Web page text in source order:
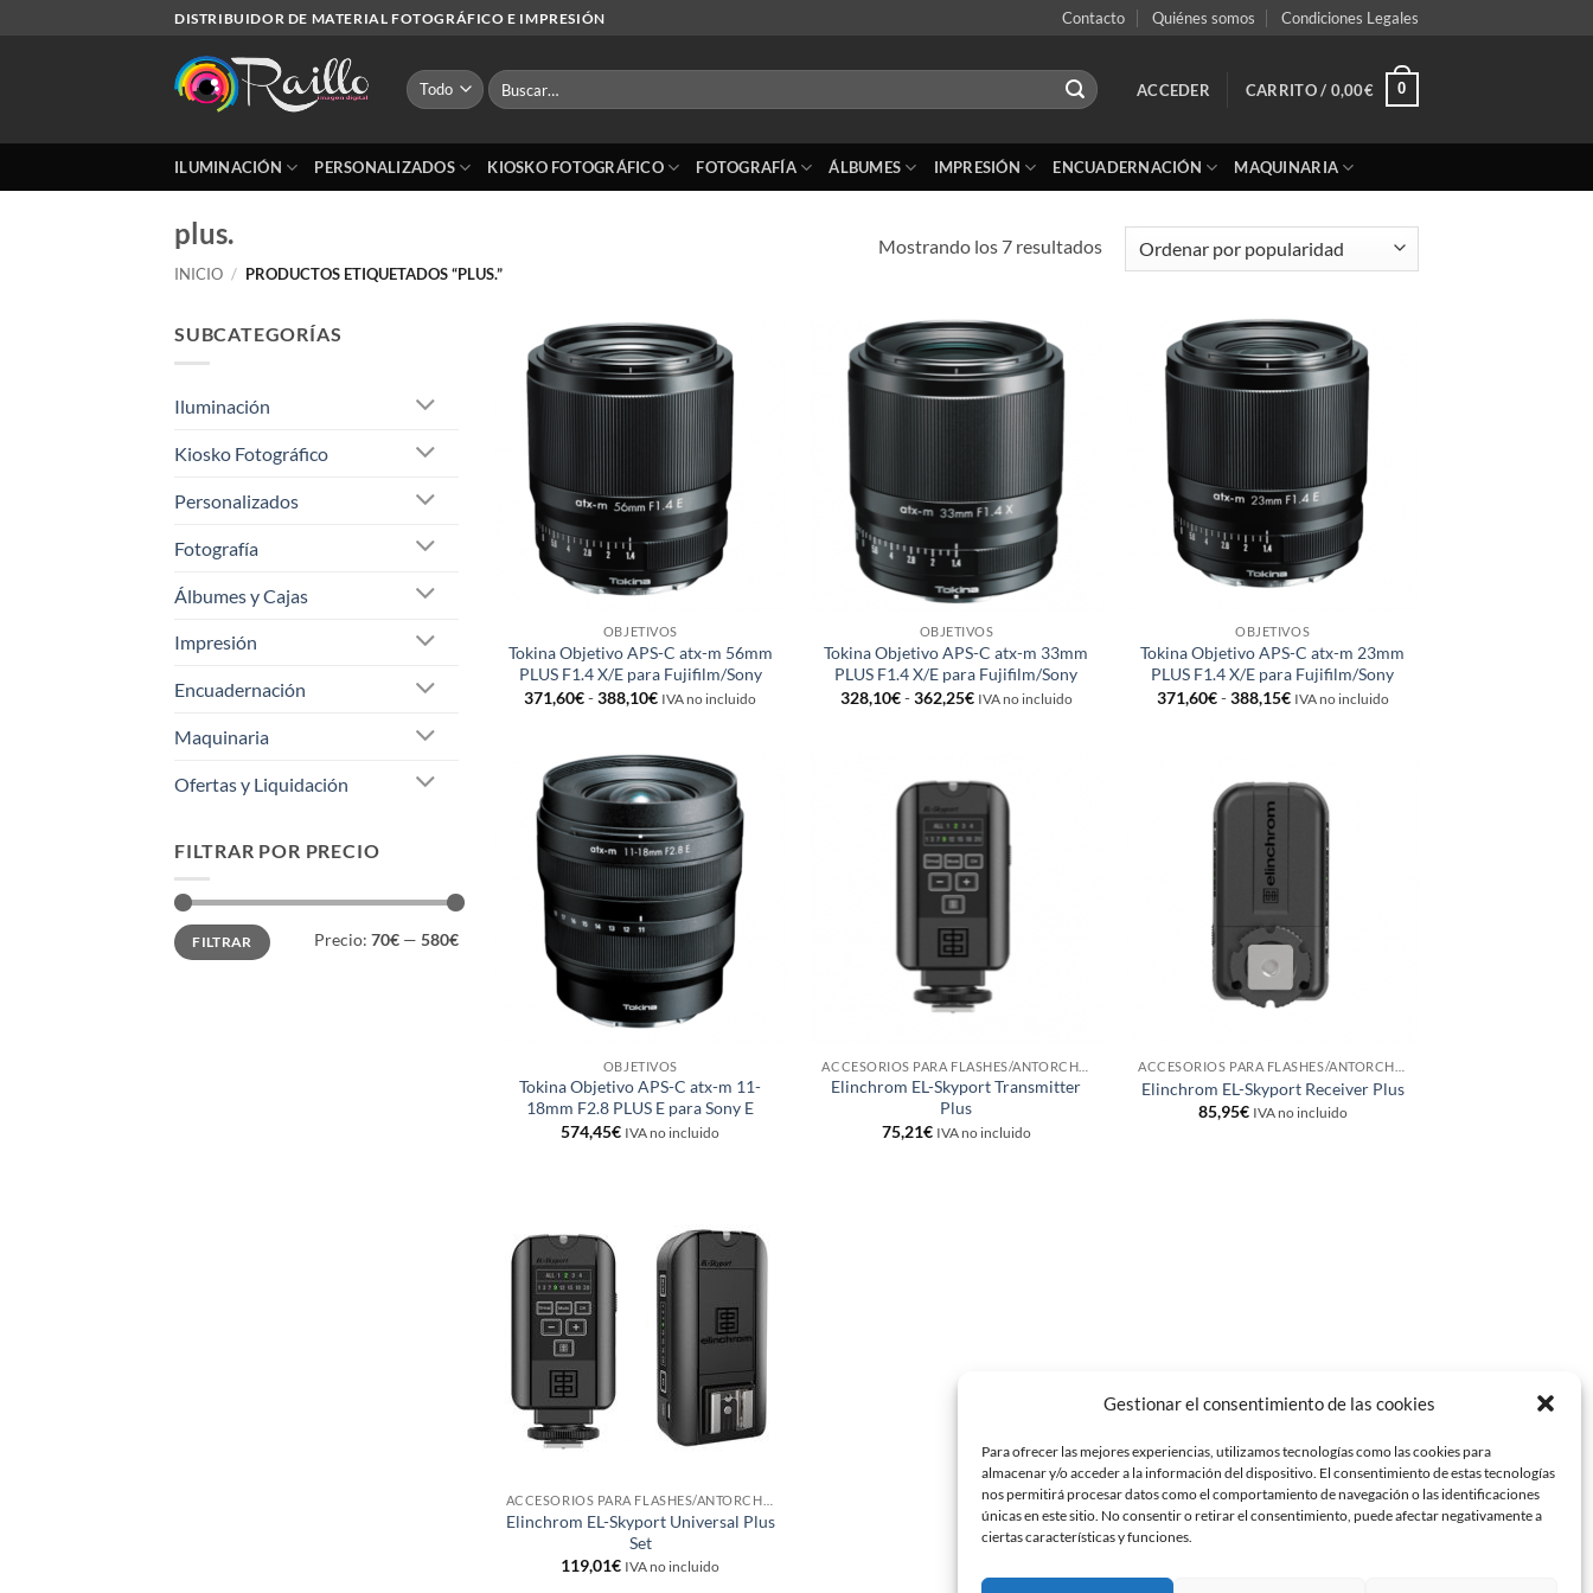
Gestionar el consentimiento de las cookies
Para ofrecer las mejores experiencias, utilizamos tecnologías como las cookies para
almacenar y/o acceder a la información del dispositivo. El consentimiento de estas tecnologías
nos permitirá procesar datos como el comportamiento de navegación o las identificaciones
únicas en este sitio. No consentir o retirar el consentimiento, puede afectar negativamente a
ciertas características y funciones.
DISTRIBUIDOR DE MATERIAL FOTOGRÁFICO E IMPRESIÓN Contacto Quiénes somos Condiciones Legales
Buscar
por:
ACCEDER CARRITO / 0,00€ 0
ILUMINACIÓN PERSONALIZADOS KIOSKO FOTOGRÁFICO FOTOGRAFÍA ÁLBUMES IMPRESIÓN ENCUADERNACIÓN MAQUINARIA
plus.
INICIO / PRODUCTOS ETIQUETADOS “PLUS.”
Mostrando los 7 resultadosOrdenado
por
SUBCATEGORÍAS
Iluminación
Kiosko Fotográfico
Personalizados
Fotografía
Álbumes y Cajas
Impresión
Encuadernación
Maquinaria
Ofertas y Liquidación
FILTRAR POR PRECIO
Precio
mínimo
Precio
máximo
FILTRAR Precio: 70€ — 580€
Añadir
deseos
OBJETIVOS
Tokina Objetivo APS-C atx-m 56mm
PLUS F1.4 X/E para Fujifilm/Sony
371,60€-388,10€Rango
371,60€
hasta
388,10€
IVA no incluido
Añadir
a la
deseos
OBJETIVOS
Tokina Objetivo APS-C atx-m 33mm
PLUS F1.4 X/E para Fujifilm/Sony
328,10€-362,25€Rango
hasta
362,25€
IVA no incluido
Añadir
deseos
OBJETIVOS
Tokina Objetivo APS-C atx-m 23mm
PLUS F1.4 X/E para Fujifilm/Sony
371,60€-388,15€Rango
hasta
388,15€
IVA no incluido
Añadir
a la
lista de
deseos
OBJETIVOS
Tokina Objetivo APS-C atx-m 11-
18mm F2.8 PLUS E para Sony E
574,45€ IVA no incluido
Elinchrom EL-Skyport Transmitter
Plus
75,21€ IVA no incluido
Elinchrom EL-Skyport Receiver Plus
85,95€ IVA no incluido
Añadir
a la
Elinchrom EL-Skyport Universal Plus
Set
119,01€ IVA no incluido